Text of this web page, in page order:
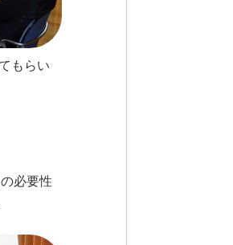
もらい
必要性